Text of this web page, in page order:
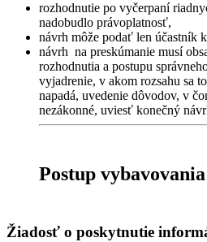
rozhodnutie po vyčerpaní
nadobudlo právoplatnosť,
návrh môže podať len účastník
návrh na preskúmanie musí
rozhodnutia a postupu
vyjadrenie, v akom rozsahu sa
napadá, uvedenie dôvodov, v
nezákonné, uviesť konečný
Postup
Žiadosť o poskytnutie